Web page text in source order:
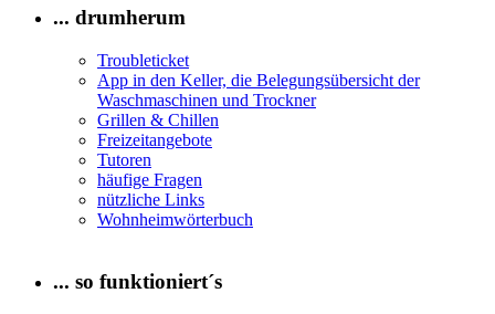
... drumherum
Troubleticket
App in den Keller, die Belegungsübersicht der
Waschmaschinen und Trockner
Grillen & Chillen
Freizeitangebote
Tutoren
häufige Fragen
nützliche Links
Wohnheimwörterbuch
... so funktioniert´s